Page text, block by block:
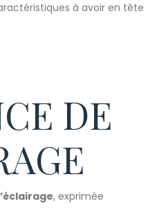
à avoir en tête
DE
, exprimée